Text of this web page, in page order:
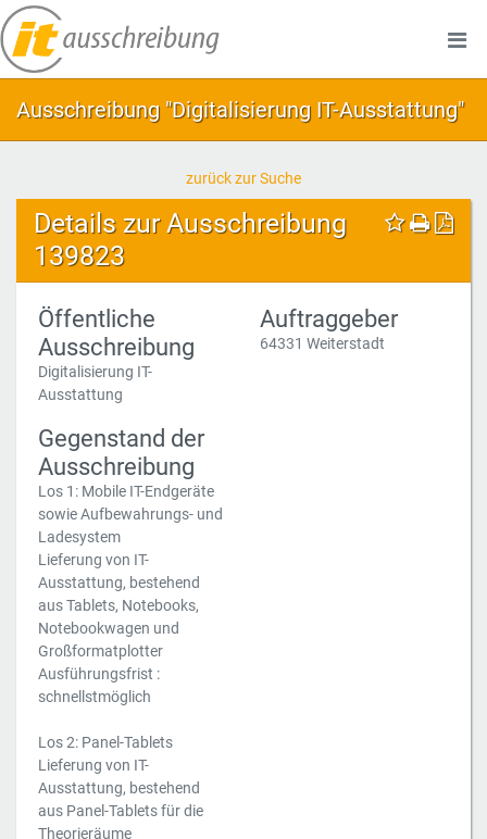
Ausschreibung "Digitalisierung IT-Ausstattung"
zurück zur Suche
Details zur Ausschreibung
139823
Öffentliche
Ausschreibung
Digitalisierung IT-
Ausstattung
Gegenstand der
Ausschreibung
Los 1: Mobile IT-Endgeräte
sowie Aufbewahrungs- und
Ladesystem
Lieferung von IT-
Ausstattung, bestehend
aus Tablets, Notebooks,
Notebookwagen und
Großformatplotter
Ausführungsfrist :
schnellstmöglich
Los 2: Panel-Tablets
Lieferung von IT-
Ausstattung, bestehend
aus Panel-Tablets für die
Theorieräume
Auftraggeber
64331 Weiterstadt